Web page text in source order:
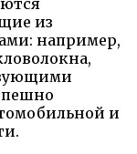
из
например,
и